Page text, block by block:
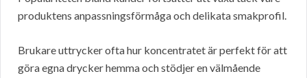
produktens anpassningsförmåga och delikata smakprofil.
Brukare uttrycker ofta hur koncentratet är perfekt för att
göra egna drycker hemma och stödjer en välmående